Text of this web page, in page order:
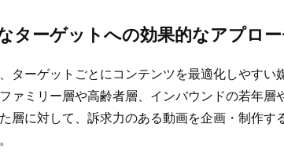
ターゲットへの効果的なアプロ
ターゲットごとにコンテンツを最適化しやすい
ァミリー層や高齢者層、インバウンドの若年
層に対して、訴求力のある動画を企画・制作